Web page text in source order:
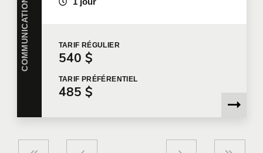
TARIF RÉGULIER
540 $
TARIF PRÉFÉRENTIEL
485 $